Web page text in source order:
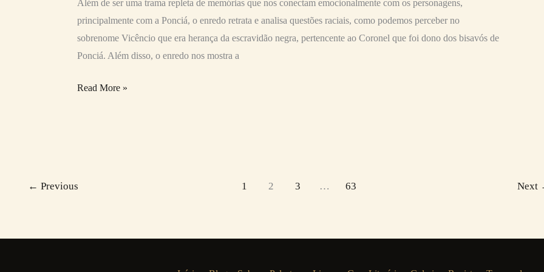
Além de ser uma trama repleta de memórias que nos conectam emocionalmente com os personagens,
principalmente com a Ponciá, o enredo retrata e analisa questões raciais, como podemos perceber no
sobrenome Vicêncio que era herança da escravidão negra, pertencente ao Coronel que foi dono dos bisavós de
Ponciá. Além disso, o enredo nos mostra a
Read More »
← Previous 1 2 3 … 63 Next